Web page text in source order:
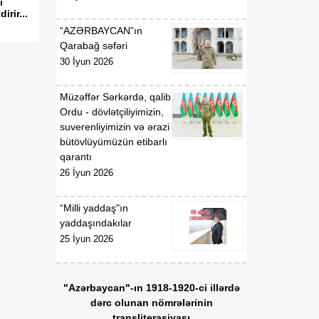
“AZƏRBAYCAN”ın
Qarabağ səfəri
30 İyun 2026
Müzəffər Sərkərdə, qalib
Ordu - dövlətçiliyimizin,
suverenliyimizin və ərazi
bütövlüyümüzün etibarlı
qarantı
26 İyun 2026
“Milli yaddaş"ın
yaddaşındakılar
25 İyun 2026
"Azərbaycan"-ın 1918-1920-ci illərdə
dərc olunan nömrələrinin